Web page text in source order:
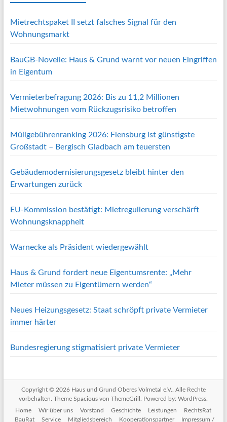
Mietrechtspaket II setzt falsches Signal für den
Wohnungsmarkt
BauGB-Novelle: Haus & Grund warnt vor neuen Eingriffen
in Eigentum
Vermieterbefragung 2026: Bis zu 11,2 Millionen
Mietwohnungen vom Rückzugsrisiko betroffen
Müllgebührenranking 2026: Flensburg ist günstigste
Großstadt – Bergisch Gladbach am teuersten
Gebäudemodernisierungsgesetz bleibt hinter den
Erwartungen zurück
EU-Kommission bestätigt: Mietregulierung verschärft
Wohnungsknappheit
Warnecke als Präsident wiedergewählt
Haus & Grund fordert neue Eigentumsrente: „Mehr
Mieter müssen zu Eigentümern werden“
Neues Heizungsgesetz: Staat schröpft private Vermieter
immer härter
Bundesregierung stigmatisiert private Vermieter
Copyright © 2026 Haus und Grund Oberes Volmetal e.V.
. Alle Rechte
vorbehalten. ThemeSpacious von ThemeGrill. Powered by:WordPress
Home
Wir über uns Vorstand Geschichte Leistungen
RechtsRat
BauRat
Service Mitgliedsbereich Kooperationspartner Impressum /